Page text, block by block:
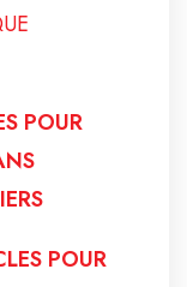
POUR
POUR